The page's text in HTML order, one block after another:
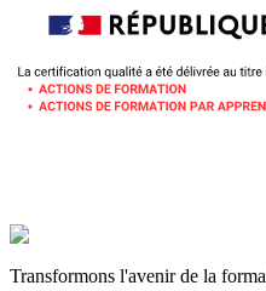
Transformons l'avenir de la